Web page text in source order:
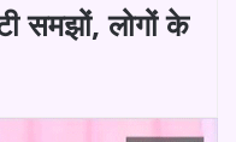
समझों, लोगों के